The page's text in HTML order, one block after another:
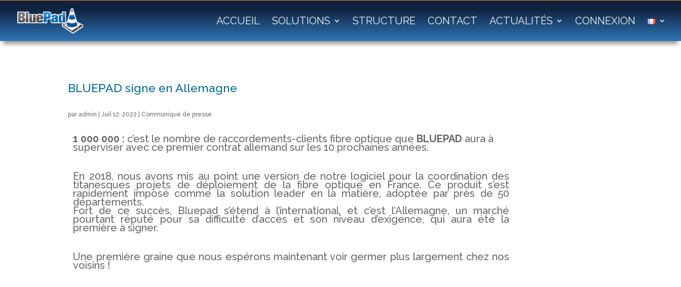
ACCUEIL SOLUTIONS STRUCTURE CONTACT ACTUALITÉS CONNEXION
BLUEPAD signe en Allemagne
par admin |Juil 12, 2022 Communiqué de presse
1 000 000 : c’est le nombre de raccordements-clients fibre optique que BLUEPAD aura à
superviser avec ce premier contrat allemand sur les 10 prochaines années.
En 2018, nous avons mis au point une version de notre logiciel pour la coordination des
titanesques projets de déploiement de la fibre optique en France. Ce produit s’est
rapidement imposé comme la solution leader en la matière, adoptée par près de 50
départements.
Fort de ce succès, Bluepad s’étend à l’international, et c’est l’Allemagne, un marché
pourtant réputé pour sa difficulté d’accès et son niveau d’exigence, qui aura été la
première à signer.
Une première graine que nous espérons maintenant voir germer plus largement chez nos
voisins !